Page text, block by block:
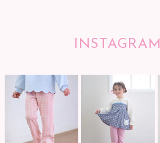
INSTAGRAM